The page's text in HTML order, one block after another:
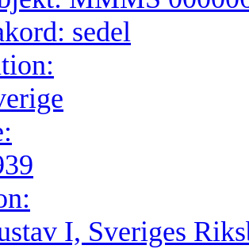
sedel
I, Sveriges